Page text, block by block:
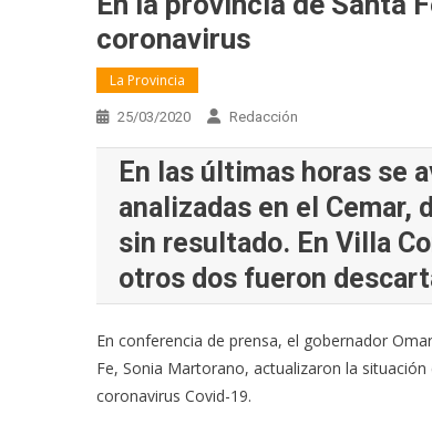
coronavirus
La Provincia
25/03/2020 Redacción
En las últimas horas se
analizadas en el Cemar,
sin resultado. En Villa
otros dos fueron
En conferencia de prensa, el gobernador
Fe, Sonia Martorano, actualizaron la
coronavirus Covid-19.